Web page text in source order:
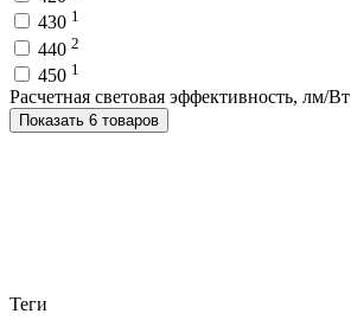
430 1
440 2
450 1
Расчетная световая эффективность, лм/Вт
Показать 6 товаров
Теги